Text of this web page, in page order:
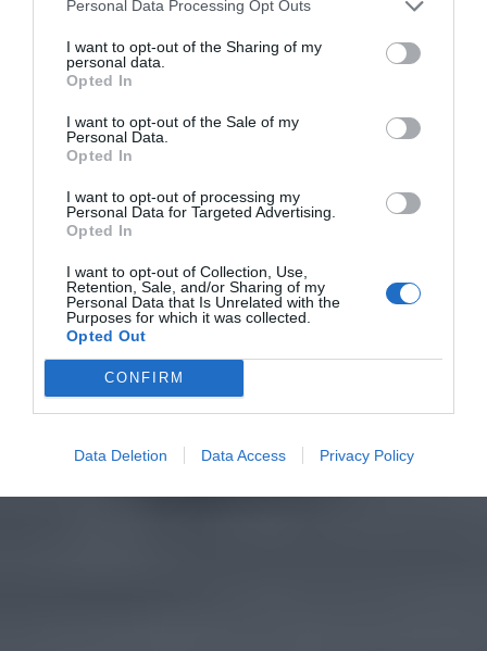
Personal Data Processing Opt Outs
I want to opt-out of the Sharing of my
personal data.
Opted In
I want to opt-out of the Sale of my
Personal Data.
Opted In
I want to opt-out of processing my
Personal Data for Targeted Advertising.
Opted In
I want to opt-out of Collection, Use,
Retention, Sale, and/or Sharing of my
Personal Data that Is Unrelated with the
Purposes for which it was collected.
Opted Out
CONFIRM
Data Deletion Data Access Privacy Policy